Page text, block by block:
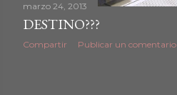
marzo 24, 2013
DESTINO???
Compartir Publicar un comentario